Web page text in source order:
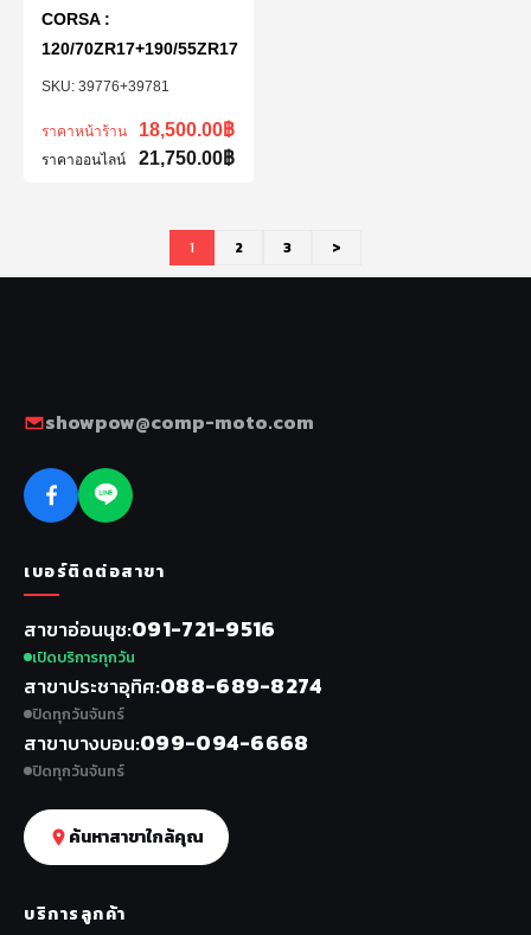
39776+39781
CORSA :
120/70ZR17+190/55ZR17
ราคาหน้าร้าน 18,500.00฿
ราคาออนไลน์ 21,750.00฿
1 2 3 >
showpow@comp-moto.com
เบอร์ติดต่อสาขา
สาขาอ่อนนุช 091-721-9516
เปิดบริการทุกวัน
สาขาประชาอุทิศ 088-689-8274
ปิดทุกวันจันทร์
สาขาบางบอน 099-094-6668
ปิดทุกวันจันทร์
ค้นหาสาขาใกล้คุณ
บริการลูกค้า